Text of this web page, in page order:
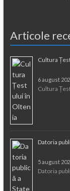
Articole
Cultura
6 august
Cultura
Datoria
5 august
Datoria